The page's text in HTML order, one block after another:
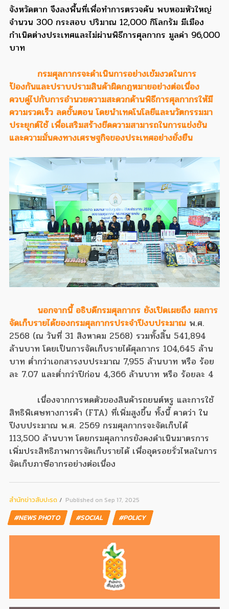
จังหวัดตาก จึงลงพื้นที่เพื่อทำการตรวจค้น พบหอมหัวใหญ่
จำนวน 300 กระสอบ ปริมาณ 12,000 กิโลกรัม มีเมือง
กำเนิดต่างประเทศและไม่ผ่านพิธีการศุลกากร มูลค่า 96,000
บาท
กรมศุลกากรจะดำเนินการอย่างเข้มงวดในการ
ป้องกันและปราบปรามสินค้าผิดกฎหมายอย่างต่อเนื่อง
ควบคู่ไปกับการอำนวยความสะดวกด้านพิธีการศุลกากรให้มี
ความรวดเร็ว ลดขั้นตอน โดยนำเทคโนโลยีและนวัตกรรมมา
ประยุกต์ใช้ เพื่อเสริมสร้างขีดความสามารถในการแข่งขัน
และความมั่นคงทางเศรษฐกิจของประเทศอย่างยั่งยืน
นอกจากนี้ อธิบดีกรมศุลกากร ยังเปิดเผยถึง ผลการ
จัดเก็บรายได้ของกรมศุลกากรประจำปีงบประมาณ พ.ศ.
2568 (ณ วันที่ 31 สิงหาคม 2568) รวมทั้งสิ้น 541,894
ล้านบาท โดยเป็นการจัดเก็บรายได้ศุลกากร 104,645 ล้าน
บาท ต่ำกว่าเอกสารงบประมาณ 7,955 ล้านบาท หรือ ร้อย
ละ 7.07 และต่ำกว่าปีก่อน 4,366 ล้านบาท หรือ ร้อยละ 4
เนื่องจากการหดตัวของสินค้ารถยนต์หรู และการใช้
สิทธิพิเศษทางการค้า (FTA) ที่เพิ่มสูงขึ้น ทั้งนี้ คาดว่า ใน
ปีงบประมาณ พ.ศ. 2569 กรมศุลกากรจะจัดเก็บได้
113,500 ล้านบาท โดยกรมศุลกากรยังคงดำเนินมาตรการ
เพิ่มประสิทธิภาพการจัดเก็บรายได้ เพื่ออุดรอยรั่วไหลในการ
จัดเก็บภาษีอากรอย่างต่อเนื่อง
สํานักข่าวสับปะรด Published on Sep 17, 2025
#NEWS PHOTO #SOCIAL #POLICY